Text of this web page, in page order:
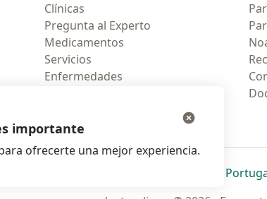
Clínicas
Pregunta al Experto
Medicamentos
Servicios
Enfermedades
se abre en una nueva pestaña
se abre en una nueva pestaña
se abre en
se
importante
ofrecerte una mejor experiencia.